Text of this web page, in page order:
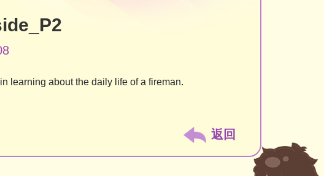
learning about the daily life of a fireman.
返回